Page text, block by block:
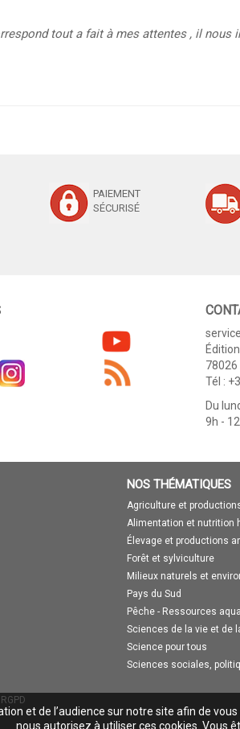
et de l’audience sur notre site afin de
nous autorisez à utiliser ces cookies. Vous
tout a fait à mes attentes , il
PAIEMENT
SÉCURISÉ
78026
Tél :
Du
9h -
NOS THÉMATIQUES
Agriculture et
Alimentation et nutrition
Élevage et productions
Forêt et sylviculture
Milieux naturels et
Pays du Sud
Pêche - Ressources
Sciences de la vie et de
Science pour tous
Sciences sociales,